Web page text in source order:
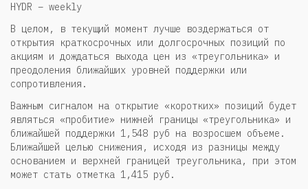
HYDR – weekly
В целом, в текущий момент лучше воздержаться от
открытия краткосрочных или долгосрочных позиций по
акциям и дождаться выхода цен из «треугольника» и
преодоления ближайших уровней поддержки или
сопротивления.
Важным сигналом на открытие «коротких» позиций будет
являться «пробитие» нижней границы «треугольника» и
ближайшей поддержки 1,548 руб на возросшем объеме.
Ближайшей целью снижения, исходя из разницы между
основанием и верхней границей треугольника, при этом
может стать отметка 1,415 руб.